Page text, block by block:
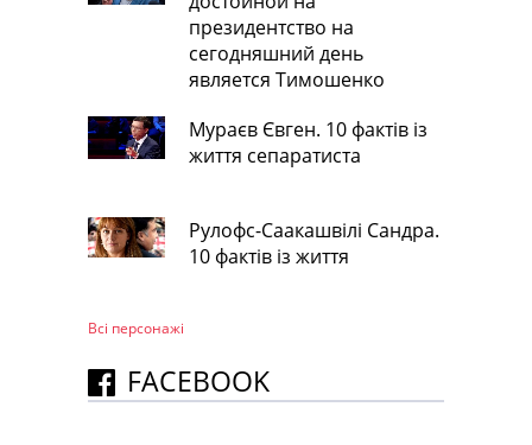
президентство на
сегодняшний день
является Тимошенко
Мураєв Євген. 10 фактів із
життя сепаратиста
Рулофс-Саакашвілі Сандра.
10 фактів із життя
Всі персонажi
FACEBOOK